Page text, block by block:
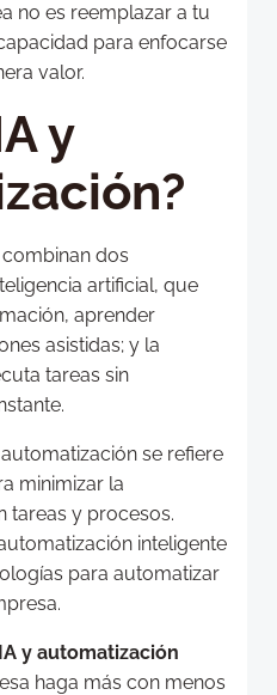
no es reemplazar a tu
para enfocarse
valor.
y
combinan dos
artificial, que
aprender
asistidas; y la
tareas sin
se refiere
minimizar la
tareas y procesos.
inteligente
para automatizar
IA y automatización
haga más con menos